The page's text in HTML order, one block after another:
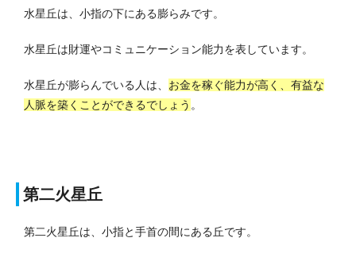
水星丘は、小指の下にある膨らみです。
水星丘は財運やコミュニケーション能力を表しています。
水星丘が膨らんでいる人は、 お金を稼ぐ能力が高く、有益な
人脈を築くことができるでしょう 。
第二火星丘
第二火星丘は、小指と手首の間にある丘です。